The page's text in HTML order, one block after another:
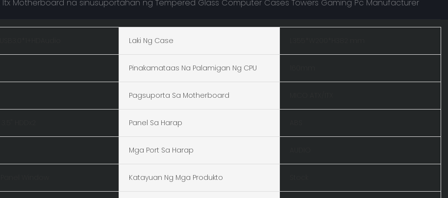
Motherboard na sinusuportahan ng Tempered Glass Computer Cases Towers Gaming Pc Manufacturer
Laki Ng Case
Pinakamataas Na Palamigan Ng CPU
Pagsuporta Sa Motherboard
Panel Sa Harap
Mga Port Sa Harap
Katayuan Ng Mga Produkto